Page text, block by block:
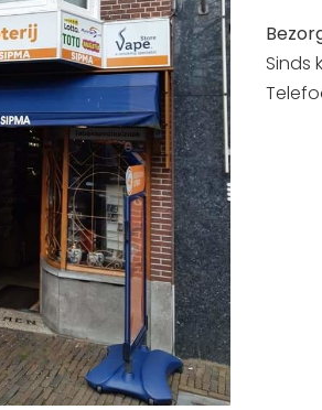
Sinds